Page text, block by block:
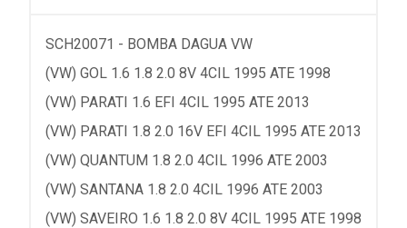
SCH20071 - BOMBA DAGUA VW
(VW) GOL 1.6 1.8 2.0 8V 4CIL 1995 ATE 1998
(VW) PARATI 1.6 EFI 4CIL 1995 ATE 2013
(VW) PARATI 1.8 2.0 16V EFI 4CIL 1995 ATE 2013
(VW) QUANTUM 1.8 2.0 4CIL 1996 ATE 2003
(VW) SANTANA 1.8 2.0 4CIL 1996 ATE 2003
(VW) SAVEIRO 1.6 1.8 2.0 8V 4CIL 1995 ATE 1998